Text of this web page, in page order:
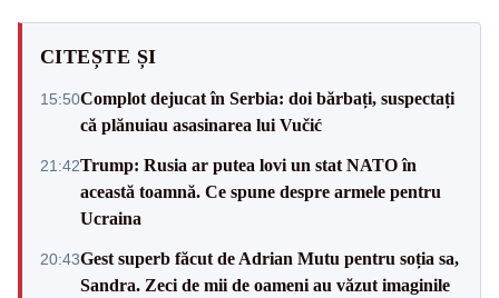
CITEȘTE ȘI
15:50Complot dejucat în Serbia: doi bărbați, suspectați
că plănuiau asasinarea lui Vučić
21:42Trump: Rusia ar putea lovi un stat NATO în
această toamnă. Ce spune despre armele pentru
Ucraina
20:43Gest superb făcut de Adrian Mutu pentru soția sa,
Sandra. Zeci de mii de oameni au văzut imaginile